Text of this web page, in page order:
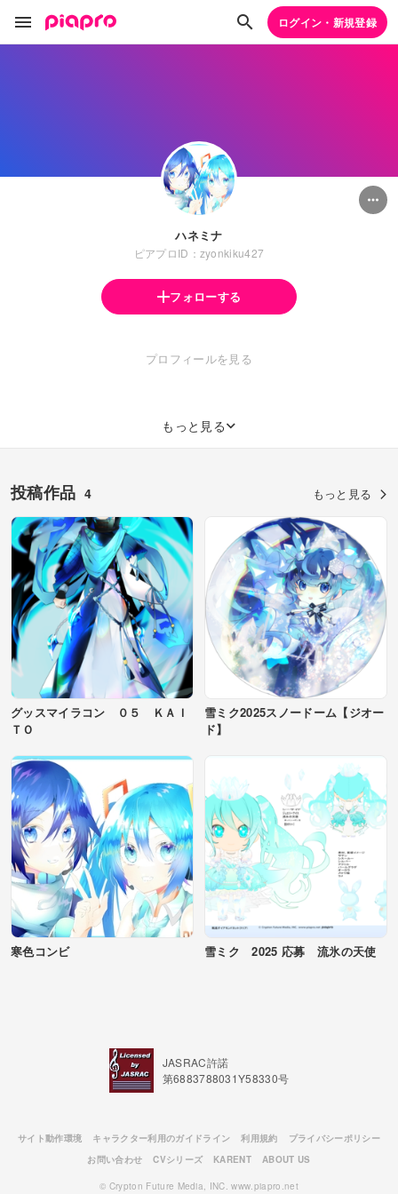
ログイン・新規登録
ハネミナ
ピアプロID：zyonkiku427
フォローする
プロフィールを見る
もっと見る
投稿作品 4 もっと見る
グッスマイラコン ０５ ＫＡＩ
ＴＯ
雪ミク2025スノードーム【ジオー
ド】
寒色コンビ 雪ミク 2025 応募 流氷の天使
JASRAC許諾
第6883788031Y58330号
サイト動作環境 キャラクター利用のガイドライン 利用規約
プライバシーポリシー
お問い合わせ
CVシリーズ KARENT ABOUT US
© Crypton Future Media, INC. www.piapro.net